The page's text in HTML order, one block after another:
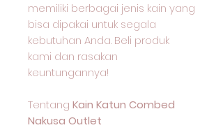
memiliki berbagai jenis kain yang
bisa dipakai untuk segala
kebutuhan Anda. Beli produk
kami dan rasakan
keuntungannya!
Tentang Kain Katun Combed
Nakusa Outlet